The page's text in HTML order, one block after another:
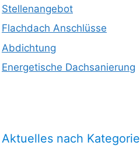
Stellenangebot
Flachdach Anschlüsse
Abdichtung
Energetische Dachsanierung
Aktuelles nach Kategorie